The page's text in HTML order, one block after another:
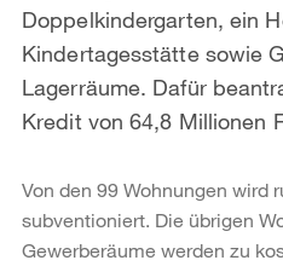
Doppelkindergarten, ein
Kindertagesstätte sowie
Lagerräume. Dafür
Kredit von 64,8 Millionen
Von den 99 Wohnungen wird
subventioniert. Die übrigen
Gewerberäume werden zu